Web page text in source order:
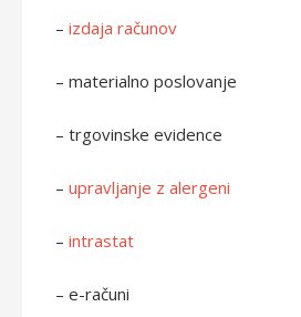
– izdaja računov
– materialno poslovanje
– trgovinske evidence
– upravljanje z alergeni
– intrastat
– e-računi